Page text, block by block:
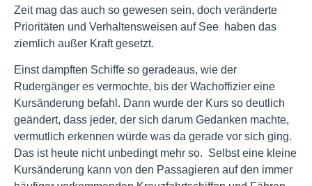
Zeit mag das auch so gewesen sein, doch veränderte
Prioritäten und Verhaltensweisen auf See haben das
ziemlich außer Kraft gesetzt.
Einst dampften Schiffe so geradeaus, wie der
Rudergänger es vermochte, bis der Wachoffizier eine
Kursänderung befahl. Dann wurde der Kurs so deutlich
geändert, dass jeder, der sich darum Gedanken machte,
vermutlich erkennen würde was da gerade vor sich ging.
Das ist heute nicht unbedingt mehr so. Selbst eine kleine
Kursänderung kann von den Passagieren auf den immer